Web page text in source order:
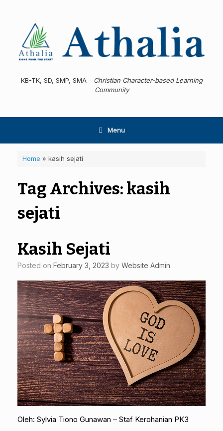
KB-TK, SD, SMP, SMA - Christian Character-based Learning
Community
Menu
Home » kasih sejati
Tag Archives: kasih
sejati
Kasih Sejati
Posted on February 3, 2023 by Website Admin
Oleh: Sylvia Tiono Gunawan – Staf Kerohanian PK3